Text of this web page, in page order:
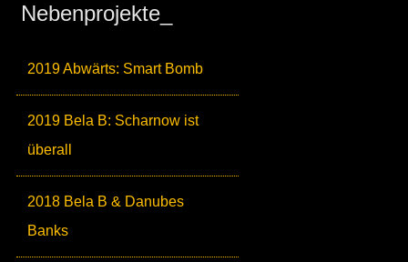
Nebenprojekte_
2019 Abwärts: Smart Bomb
2019 Bela B: Scharnow ist
überall
2018 Bela B & Danubes
Banks